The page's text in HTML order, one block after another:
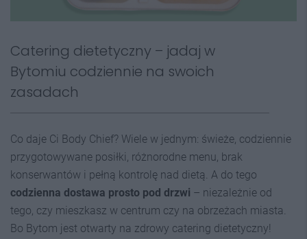
Catering dietetyczny – jadaj w
Bytomiu codziennie na swoich
zasadach
Co daje Ci Body Chief? Wiele w jednym: świeże, codziennie
przygotowywane posiłki, różnorodne menu, brak
konserwantów i pełną kontrolę nad dietą. A do tego
codzienna dostawa prosto pod drzwi – niezależnie od
tego, czy mieszkasz w centrum czy na obrzeżach miasta.
Bo Bytom jest otwarty na zdrowy catering dietetyczny!